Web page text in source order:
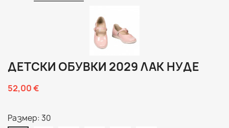
ДЕТСКИ ОБУВКИ 2029 ЛАК НУДЕ
52,00 €
Размер: 30